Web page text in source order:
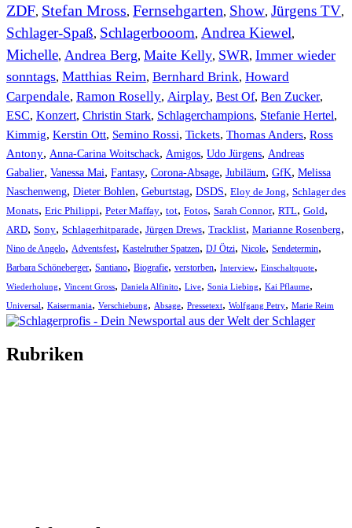
ZDF, Stefan Mross, Fernsehgarten, Show, Jürgens TV,
Schlager-Spaß, Schlagerbooom, Andrea Kiewel,
Michelle, Andrea Berg, Maite Kelly, SWR, Immer wieder
sonntags, Matthias Reim, Bernhard Brink, Howard
Carpendale, Ramon Roselly, Airplay, Best Of, Ben Zucker,
ESC, Konzert, Christin Stark, Schlagerchampions, Stefanie Hertel,
Kimmig, Kerstin Ott, Semino Rossi, Tickets, Thomas Anders, Ross
Antony, Anna-Carina Woitschack, Amigos, Udo Jürgens, Andreas
Gabalier, Vanessa Mai, Fantasy, Corona-Absage, Jubiläum, GfK, Melissa
Naschenweng, Dieter Bohlen, Geburtstag, DSDS, Eloy de Jong, Schlager des
Monats, Eric Philippi, Peter Maffay, tot, Fotos, Sarah Connor, RTL, Gold,
ARD, Sony, Schlagerhitparade, Jürgen Drews, Tracklist, Marianne Rosenberg,
Nino de Angelo, Adventsfest, Kastelruther Spatzen, DJ Ötzi, Nicole, Sendetermin,
Barbara Schöneberger, Santiano, Biografie, verstorben, Interview, Einschaltquote,
Wiederholung, Vincent Gross, Daniela Alfinito, Live, Sonia Liebing, Kai Pflaume,
Universal, Kaisermania, Verschiebung, Absage, Pressetext, Wolfgang Petry, Marie Reim
Rubriken